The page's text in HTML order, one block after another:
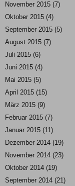
November 2015 (7)
Oktober 2015 (4)
September 2015 (5)
August 2015 (7)
Juli 2015 (6)
Juni 2015 (4)
Mai 2015 (5)
April 2015 (15)
März 2015 (9)
Februar 2015 (7)
Januar 2015 (11)
Dezember 2014 (19)
November 2014 (23)
Oktober 2014 (19)
September 2014 (21)